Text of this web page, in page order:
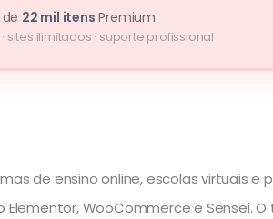
22 mil itens Premium
sites ilimitados · suporte profissional
de ensino online, escolas virtuais e
WooCommerce e Sensei.